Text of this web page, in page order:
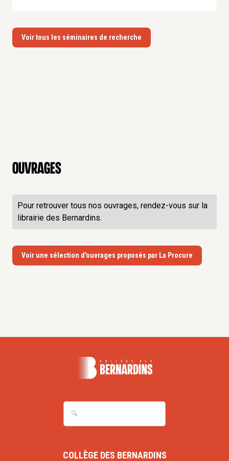
Voir tous les séminaires de recherche
Ouvrages
Pour retrouver tous nos ouvrages, rendez-vous sur la
librairie des Bernardins.
Voir une sélection d'ouvrages proposés par La Procure
COLLÈGE DES BERNARDINS